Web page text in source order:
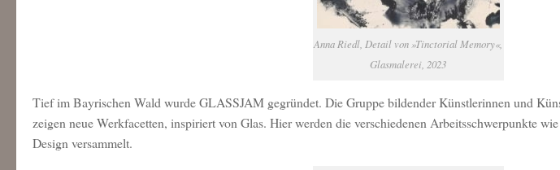
Anna Riedl, Detail von »Tinctorial Memory«,
Glasmalerei, 2023
Tief im Bayrischen Wald wurde GLASSJAM gegründet. Die Gruppe bildender Künstlerinnen und
zeigen neue Werkfacetten, inspiriert von Glas. Hier werden die verschiedenen Arbeitsschwerpunkte
Design versammelt.